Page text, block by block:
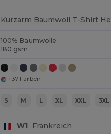
Kurzarm Baumwoll T-Shirt
100% Baumwolle
180 gsm
+37 Farben
S M L XL XXL 3XL
W1 Frankreich